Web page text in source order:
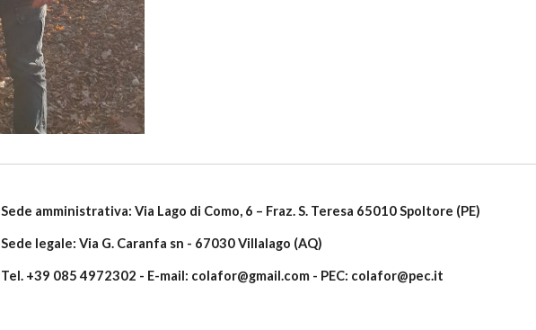
Sede amministrativa: Via Lago di Como, 6 – Fraz. S. Teresa 65010 Spoltore (PE)
Sede legale: Via G. Caranfa sn - 67030 Villalago (AQ)
Tel. +39 085 4972302 - E-mail: colafor@gmail.com - PEC: colafor@pec.it